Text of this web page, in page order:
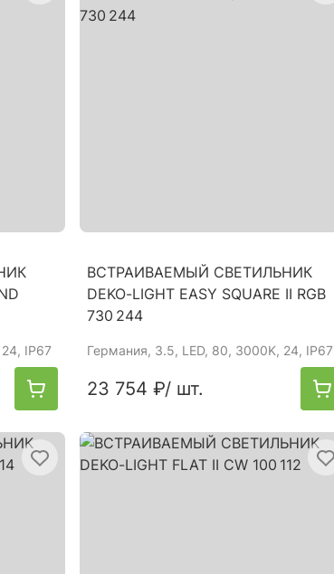
IP67
ВСТРАИВАЕМЫЙ СВЕТИЛЬНИК
DEKO-LIGHT EASY SQUARE II RGB
730 244
Германия, 3.5, LED, 80, 3000K, 24, IP67
23 754 ₽/ шт.